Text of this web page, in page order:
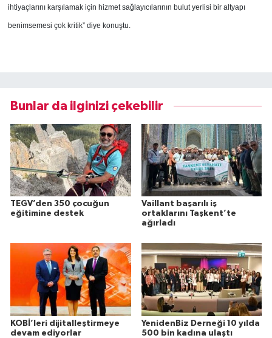
ihtiyaçlarını karşılamak için hizmet sağlayıcılarının bulut yerlisi bir altyapı
benimsemesi çok kritik” diye konuştu.
Bunlar da ilginizi çekebilir
TEGV’den 350 çocuğun
eğitimine destek
Vaillant başarılı iş
ortaklarını Taşkent’te
ağırladı
KOBİ’leri dijitalleştirmeye
devam ediyorlar
YenidenBiz Derneği 10 yılda
500 bin kadına ulaştı